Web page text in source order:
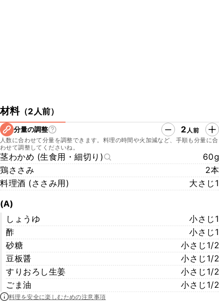
材料（2人前）
分量の調整 2 人前
人数に合わせて分量を調整できます。料理の時間や火加減など、手順も分量に合
わせて調整してくださいね。
茎わかめ (生食用・細切り)
60g
鶏ささみ
2本
料理酒 (ささみ用)
大さじ1
(A)
しょうゆ
小さじ1
酢
小さじ1
砂糖
小さじ1/2
豆板醤
小さじ1/2
すりおろし生姜
小さじ1/2
ごま油
小さじ1/2
料理を安全に楽しむための注意事項